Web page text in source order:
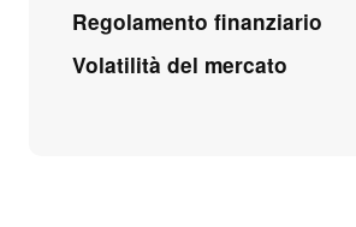
Regolamento finanziario
Volatilità del mercato